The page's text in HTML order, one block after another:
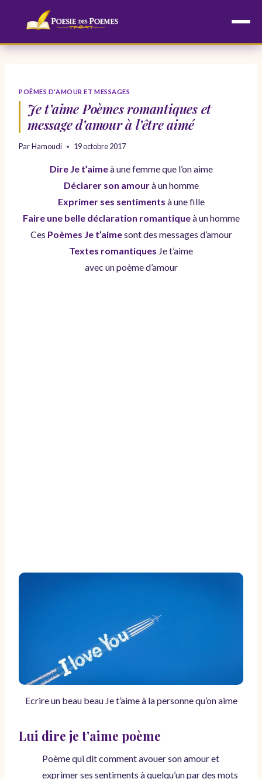
POÈMES D'AMOUR ET MESSAGES
Je t’aime Poèmes romantiques et
message d’amour à l’être aimé
ParHamoudi 19 octobre 2017
Dire Je t’aimeà une femme que l’on aime
Déclarer son amourà un homme
Exprimer ses sentiments à une fille
Faire une belle déclaration romantiqueà un homme
Ces Poèmes Je t’aimesont des messages d’amour
Textes romantiques Je t’aime
avec un poème d’amour
Ecrire un beau beau Je t’aime à la personne qu’on aime
Lui dire je t’aime poème
Poème qui dit comment avouer son amour et
exprimer ses sentiments à quelqu’un par des mots